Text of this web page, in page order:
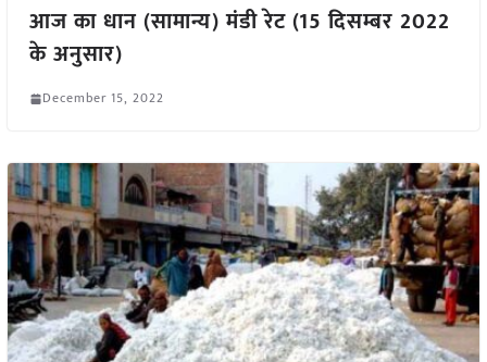
आज का धान (सामान्य) मंडी रेट (15 दिसम्बर 2022
के अनुसार)
December 15, 2022